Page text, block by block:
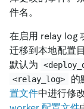
件名。
在启用 relay log
迁移到本地配置
默认为
<relay_log> 的
置文件中进行修